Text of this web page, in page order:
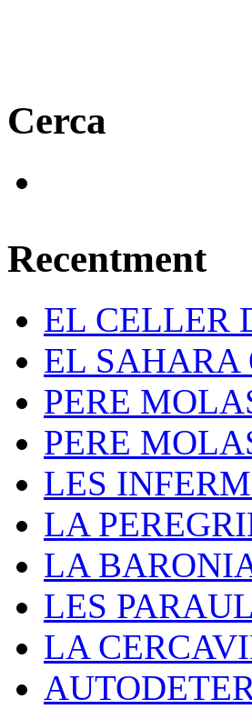
Cerca
Recentment
EL CELLER
EL SAHARA
PERE
PERE
LES
LA
LA
LES
LA